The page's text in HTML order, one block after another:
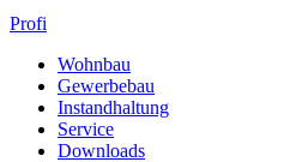
Profi
Wohnbau
Gewerbebau
Instandhaltung
Service
Downloads